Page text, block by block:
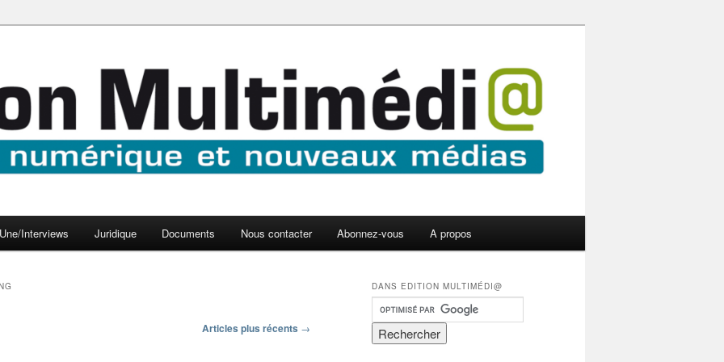
Une/Interviews Juridique Documents Nous contacter Abonnez-vous A propos
Articles plus récents →
DANS EDITION MULTIMÉDI@